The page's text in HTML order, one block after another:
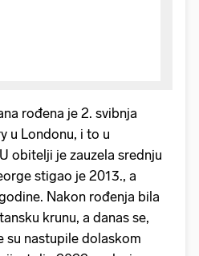
rođena je 2. svibnja
u Londonu, i to u
obitelji je zauzela srednju
stigao je 2013., a
Nakon rođenja bila
krunu, a danas se,
su nastupile dolaskom